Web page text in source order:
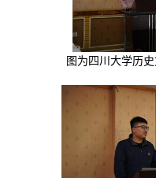
图 为 四川大学历